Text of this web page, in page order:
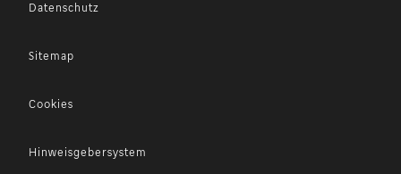
Datenschutz
Sitemap
Cookies
Hinweisgebersystem